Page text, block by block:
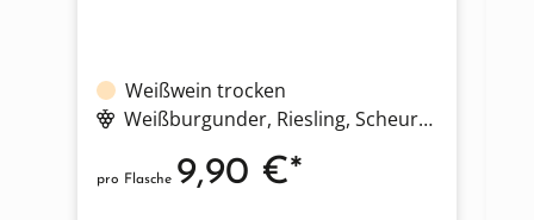
Weißwein trocken
Weißburgunder, Riesling, Scheurebe
pro Flasche 9,90 €*